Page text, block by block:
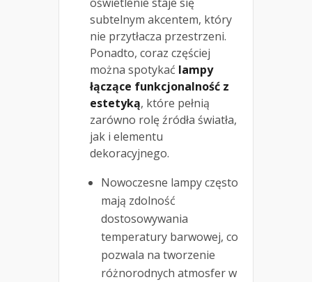
subtelnym akcentem, który
nie przytłacza przestrzeni.
Ponadto, coraz częściej
można spotykać lampy
łączące funkcjonalność z
estetyką, które pełnią
zarówno rolę źródła światła,
jak i elementu
dekoracyjnego.
Nowoczesne lampy często
mają zdolność
dostosowywania
temperatury barwowej, co
pozwala na tworzenie
różnorodnych atmosfer w